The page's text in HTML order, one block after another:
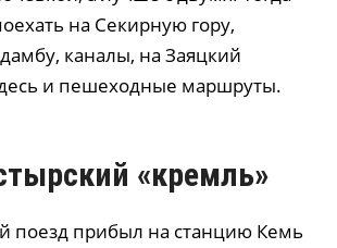
на Секирную гору,
каналы, на Заяцкий
и пешеходные маршруты.
«кремль»
поезд прибыл на станцию Кемь